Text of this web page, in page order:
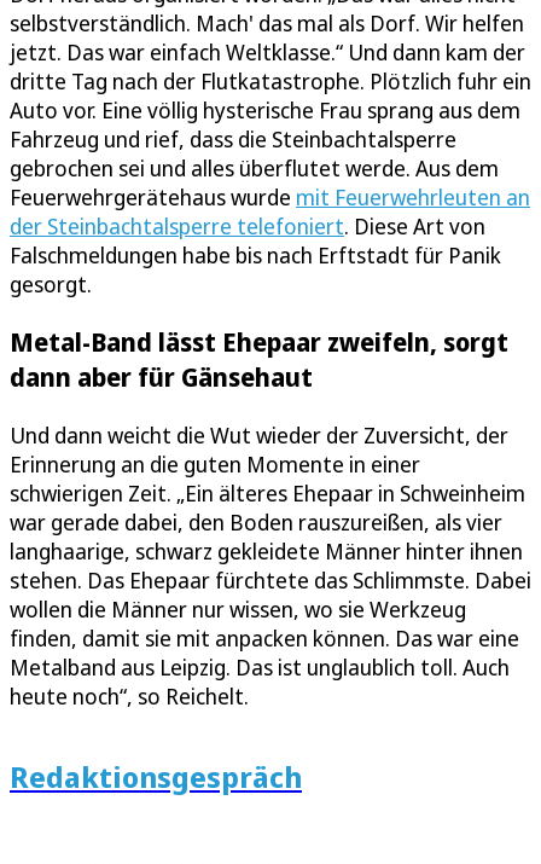
selbstverständlich. Mach' das mal als Dorf. Wir helfen
jetzt. Das war einfach Weltklasse.“ Und dann kam der
dritte Tag nach der Flutkatastrophe. Plötzlich fuhr ein
Auto vor. Eine völlig hysterische Frau sprang aus dem
Fahrzeug und rief, dass die Steinbachtalsperre
gebrochen sei und alles überflutet werde. Aus dem
Feuerwehrgerätehaus wurde mit Feuerwehrleuten an
der Steinbachtalsperre telefoniert. Diese Art von
Falschmeldungen habe bis nach Erftstadt für Panik
gesorgt.
Metal-Band lässt Ehepaar zweifeln, sorgt
dann aber für Gänsehaut
Und dann weicht die Wut wieder der Zuversicht, der
Erinnerung an die guten Momente in einer
schwierigen Zeit. „Ein älteres Ehepaar in Schweinheim
war gerade dabei, den Boden rauszureißen, als vier
langhaarige, schwarz gekleidete Männer hinter ihnen
stehen. Das Ehepaar fürchtete das Schlimmste. Dabei
wollen die Männer nur wissen, wo sie Werkzeug
finden, damit sie mit anpacken können. Das war eine
Metalband aus Leipzig. Das ist unglaublich toll. Auch
heute noch“, so Reichelt.
Redaktionsgespräch